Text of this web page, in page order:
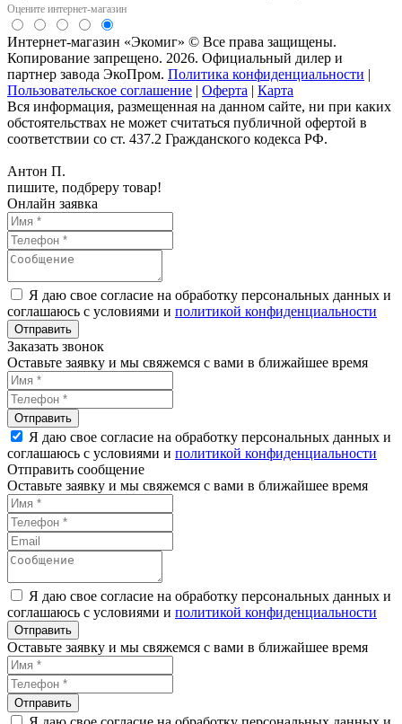
Оцените интернет-магазин
Интернет-магазин «Экомиг» © Все права защищены.
Копирование запрещено. 2026. Официальный дилер и
партнер завода ЭкоПром. Политика конфиденциальности |
Пользовательское соглашение | Оферта | Карта
Вся информация, размещенная на данном сайте, ни при каких
обстоятельствах не может считаться публичной офертой в
соответствии со ст. 437.2 Гражданского кодекса РФ.
Антон П.
пишите, подбреру товар!
Онлайн заявка
Я даю свое согласие на обработку персональных данных и
соглашаюсь с условиями и политикой конфиденциальности
Заказать звонок
Оставьте заявку и мы свяжемся с вами в ближайшее время
Я даю свое согласие на обработку персональных данных и
соглашаюсь с условиями и политикой конфиденциальности
Отправить сообщение
Оставьте заявку и мы свяжемся с вами в ближайшее время
Я даю свое согласие на обработку персональных данных и
соглашаюсь с условиями и политикой конфиденциальности
Оставьте заявку и мы свяжемся с вами в ближайшее время